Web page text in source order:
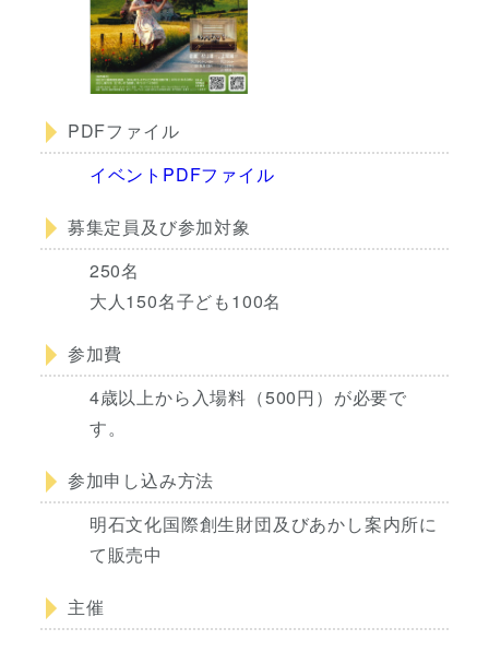
PDFファイル
イベントPDFファイル
募集定員及び参加対象
250名
大人150名子ども100名
参加費
4歳以上から入場料（500円）が必要で
す。
参加申し込み方法
明石文化国際創生財団及びあかし案内所に
て販売中
主催